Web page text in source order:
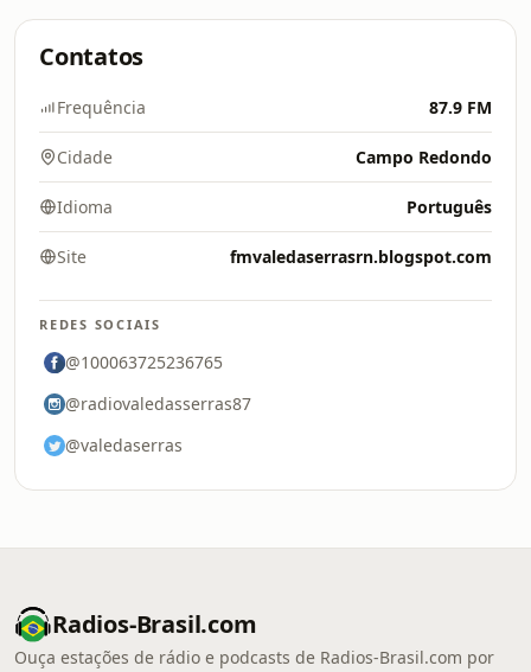
Contatos
Frequência 87.9 FM
Cidade Campo Redondo
Idioma Português
Site fmvaledaserrasrn.blogspot.com
REDES SOCIAIS
@100063725236765
@radiovaledasserras87
@valedaserras
Radios-Brasil.com
Ouça estações de rádio e podcasts de Radios-Brasil.com por